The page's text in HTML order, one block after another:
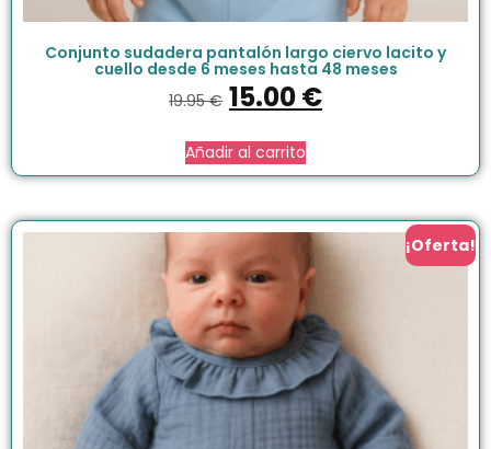
Conjunto sudadera pantalón largo ciervo lacito y
cuello desde 6 meses hasta 48 meses
19.95€ 15.00€
Añadir al carrito
¡Oferta!